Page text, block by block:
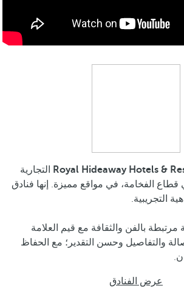
Royal Hideaway Hotels &
التجارية
الفخامة، في مواقع مميزة. إنها فنادق
التجريبية.
بالفن والثقافة مع قيم العلامة
والتفاصيل وحسن التقدير؛ مع الحفاظ
عرض الفنادق